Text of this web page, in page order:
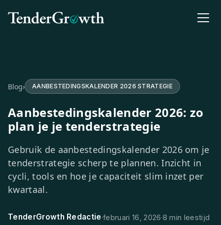
Blog› AANBESTEDINGSKALENDER 2026 STRATEGIE
Aanbestedingskalender 2026: zo
plan je je tenderstrategie
Gebruik de aanbestedingskalender 2026 om je
tenderstrategie scherp te plannen. Inzicht in
cycli, tools en hoe je capaciteit slim inzet per
kwartaal.
TenderGrowth Redactie·februari 16, 2026·8 min leestijd